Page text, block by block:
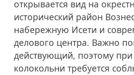
открывается вид на
исторический район
набережную Исети и
делового центра. Важно
действующий, поэтому
колокольни требуется